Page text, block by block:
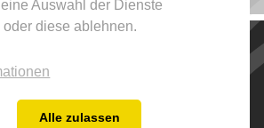
Auswahl der Dienste
diese ablehnen.
Alle zulassen